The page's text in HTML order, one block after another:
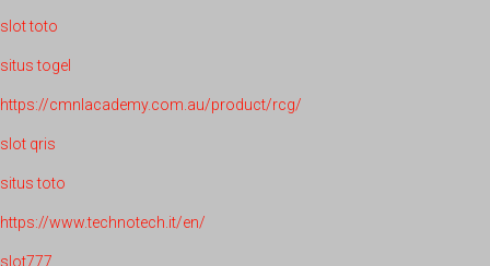
slot toto
situs togel
https://cmnlacademy.com.au/product/rcg/
slot qris
situs toto
https://www.technotech.it/en/
slot777